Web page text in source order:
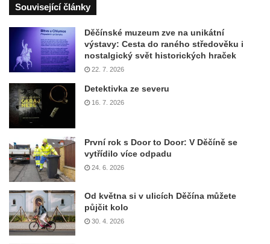
Související články
Děčínské muzeum zve na unikátní
výstavy: Cesta do raného středověku i
nostalgický svět historických hraček
22. 7. 2026
Detektivka ze severu
16. 7. 2026
První rok s Door to Door: V Děčíně se
vytřídilo více odpadu
24. 6. 2026
Od května si v ulicích Děčína můžete
půjčit kolo
30. 4. 2026